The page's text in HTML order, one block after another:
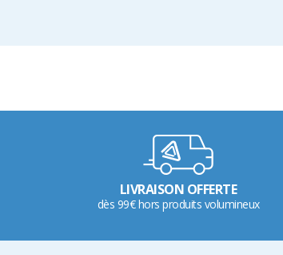
LIVRAISON OFFERTE
dès 99€ hors produits volumineux